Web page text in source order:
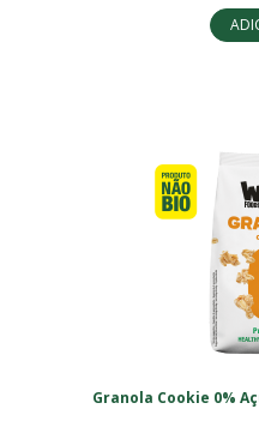
Granola Cookie 0%